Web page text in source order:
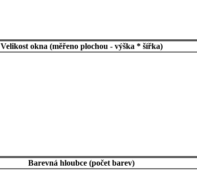
Velikost okna (měřeno plochou - výška * šířka)
Barevná hloubce (počet barev)